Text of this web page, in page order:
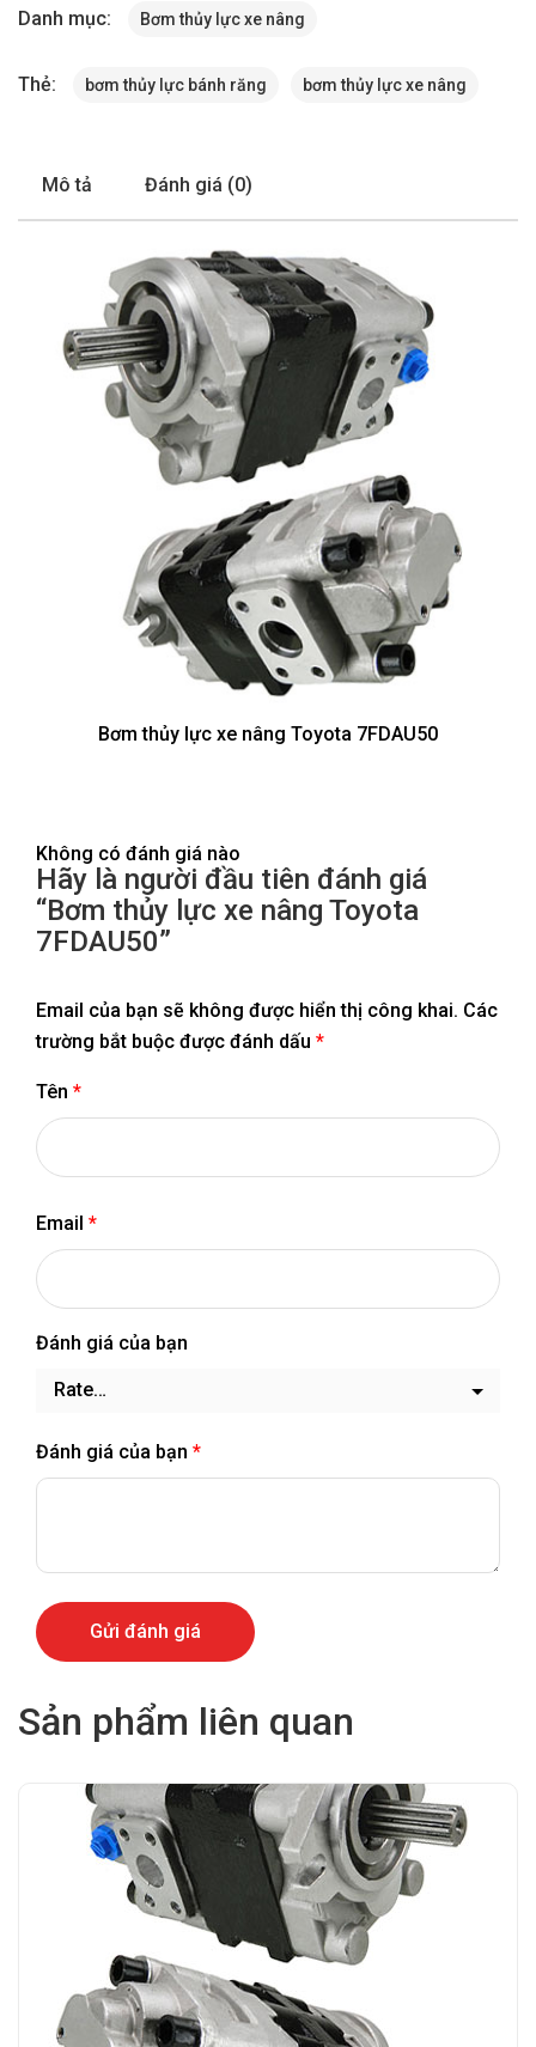
Danh mục: Bơm thủy lực xe nâng
Thẻ: bơm thủy lực bánh răng bơm thủy lực xe nâng
Mô tả Đánh giá (0)
Bơm thủy lực xe nâng Toyota 7FDAU50
Không có đánh giá nào
Hãy là người đầu tiên đánh giá
“Bơm thủy lực xe nâng Toyota
7FDAU50”
Email của bạn sẽ không được hiển thị công khai. Các
trường bắt buộc được đánh dấu *
Tên *
Email *
Đánh giá của bạn
Đánh giá của bạn *
Sản phẩm liên quan